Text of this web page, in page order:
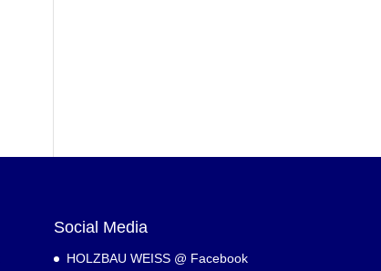
Social Media
HOLZBAU WEISS @ Facebook